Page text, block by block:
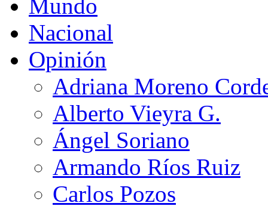
Mundo
Nacional
Opinión
Adriana Moreno
Alberto Vieyra G.
Ángel Soriano
Armando Ríos Ruiz
Carlos Pozos